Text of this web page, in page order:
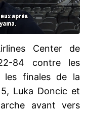
Center de
84 contre les
les finales de la
Luka Doncic et
avant vers